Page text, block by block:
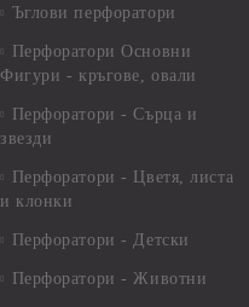
Ъглови перфоратори
Перфоратори Основни
Фигури - кръгове, овали
Перфоратори - Сърца и
звезди
Перфоратори - Цветя, листа
и клонки
Перфоратори - Детски
Перфоратори - Животни